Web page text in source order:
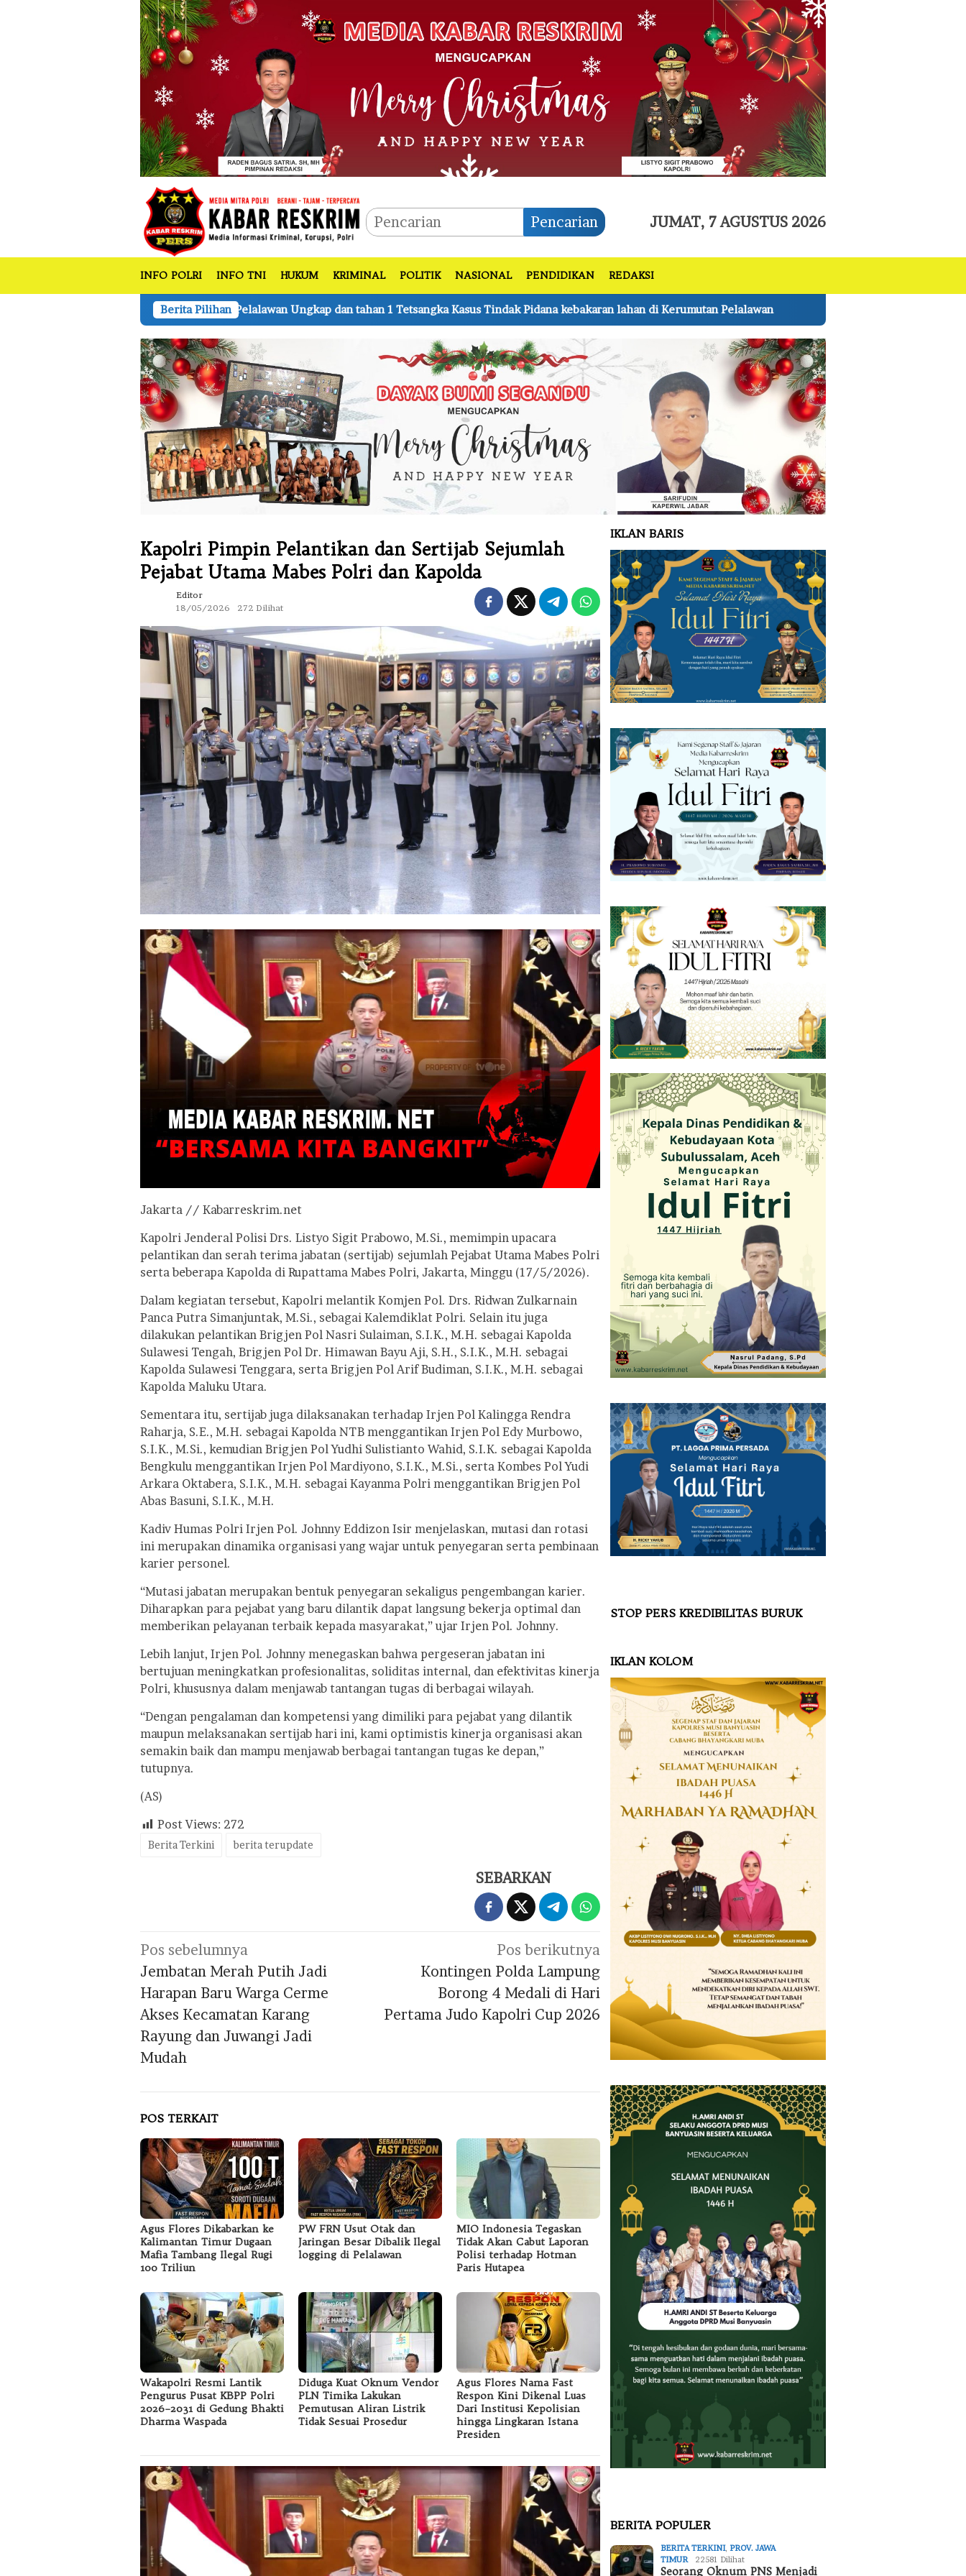
Pencarian JUMAT, 7 AGUSTUS 2026
INFO POLRI INFO TNI HUKUM KRIMINAL POLITIK NASIONAL PENDIDIKAN REDAKSI
Berita Pilihan
Poltes Pelalawan Ungkap dan tahan 1 Tetsangka Kasus Tindak Pidana kebakaran lahan di Kerumutan Pelalawan Pemkab Muba Tancap Gas Proses Gaji ke-13 Administrasi
Kapolri Pimpin Pelantikan dan Sertijab Sejumlah
Pejabat Utama Mabes Polri dan Kapolda
Editor
18/05/2026
272 Dilihat
Jakarta // Kabarreskrim.net
Kapolri Jenderal Polisi Drs. Listyo Sigit Prabowo, M.Si., memimpin upacara
pelantikan dan serah terima jabatan (sertijab) sejumlah Pejabat Utama Mabes Polri
serta beberapa Kapolda di Rupattama Mabes Polri, Jakarta, Minggu (17/5/2026).
Dalam kegiatan tersebut, Kapolri melantik Komjen Pol. Drs. Ridwan Zulkarnain
Panca Putra Simanjuntak, M.Si., sebagai Kalemdiklat Polri. Selain itu juga
dilakukan pelantikan Brigjen Pol Nasri Sulaiman, S.I.K., M.H. sebagai Kapolda
Sulawesi Tengah, Brigjen Pol Dr. Himawan Bayu Aji, S.H., S.I.K., M.H. sebagai
Kapolda Sulawesi Tenggara, serta Brigjen Pol Arif Budiman, S.I.K., M.H. sebagai
Kapolda Maluku Utara.
Sementara itu, sertijab juga dilaksanakan terhadap Irjen Pol Kalingga Rendra
Raharja, S.E., M.H. sebagai Kapolda NTB menggantikan Irjen Pol Edy Murbowo,
S.I.K., M.Si., kemudian Brigjen Pol Yudhi Sulistianto Wahid, S.I.K. sebagai Kapolda
Bengkulu menggantikan Irjen Pol Mardiyono, S.I.K., M.Si., serta Kombes Pol Yudi
Arkara Oktabera, S.I.K., M.H. sebagai Kayanma Polri menggantikan Brigjen Pol
Abas Basuni, S.I.K., M.H.
Kadiv Humas Polri Irjen Pol. Johnny Eddizon Isir menjelaskan, mutasi dan rotasi
ini merupakan dinamika organisasi yang wajar untuk penyegaran serta pembinaan
karier personel.
“Mutasi jabatan merupakan bentuk penyegaran sekaligus pengembangan karier.
Diharapkan para pejabat yang baru dilantik dapat langsung bekerja optimal dan
memberikan pelayanan terbaik kepada masyarakat,” ujar Irjen Pol. Johnny.
Lebih lanjut, Irjen Pol. Johnny menegaskan bahwa pergeseran jabatan ini
bertujuan meningkatkan profesionalitas, soliditas internal, dan efektivitas kinerja
Polri, khususnya dalam menjawab tantangan tugas di berbagai wilayah.
“Dengan pengalaman dan kompetensi yang dimiliki para pejabat yang dilantik
maupun melaksanakan sertijab hari ini, kami optimistis kinerja organisasi akan
semakin baik dan mampu menjawab berbagai tantangan tugas ke depan,”
tutupnya.
(AS)
Post Views: 272
Berita Terkini berita terupdate
SEBARKAN
Navigasi
pos
Pos sebelumnya
Jembatan Merah Putih Jadi
Harapan Baru Warga Cerme
Akses Kecamatan Karang
Rayung dan Juwangi Jadi
Mudah
Pos berikutnya
Kontingen Polda Lampung
Borong 4 Medali di Hari
Pertama Judo Kapolri Cup 2026
POS TERKAIT
Agus Flores Dikabarkan ke
Kalimantan Timur Dugaan
Mafia Tambang Ilegal Rugi
100 Triliun
PW FRN Usut Otak dan
Jaringan Besar Dibalik Ilegal
logging di Pelalawan
MIO Indonesia Tegaskan
Tidak Akan Cabut Laporan
Polisi terhadap Hotman
Paris Hutapea
Wakapolri Resmi Lantik
Pengurus Pusat KBPP Polri
2026–2031 di Gedung Bhakti
Dharma Waspada
Diduga Kuat Oknum Vendor
PLN Timika Lakukan
Pemutusan Aliran Listrik
Tidak Sesuai Prosedur
Agus Flores Nama Fast
Respon Kini Dikenal Luas
Dari Institusi Kepolisian
hingga Lingkaran Istana
Presiden
IKLAN BARIS
STOP PERS KREDIBILITAS BURUK
IKLAN KOLOM
BERITA POPULER
BERITA TERKINI,PROV. JAWA
TIMUR
22581 Dilihat
Seorang Oknum PNS Menjadi